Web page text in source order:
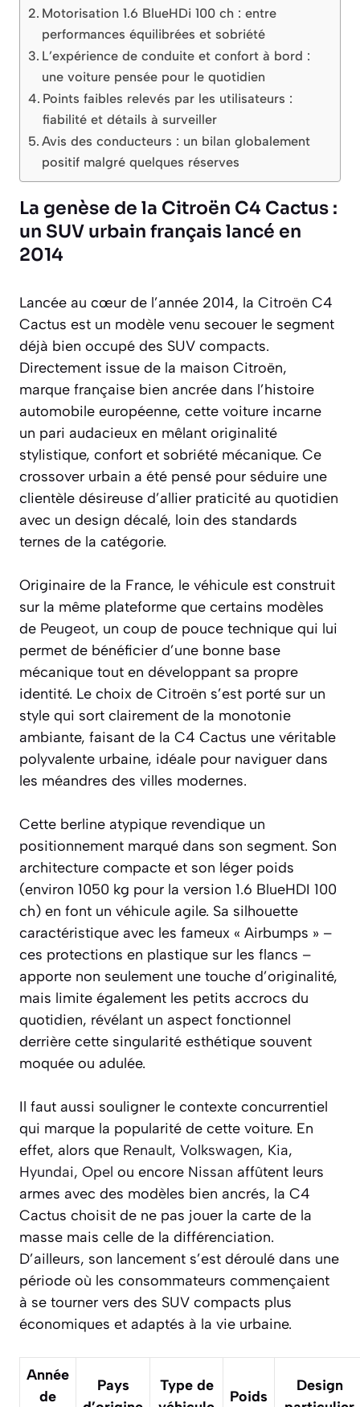
Motorisation 1.6 BlueHDi 100 ch : entre
performances équilibrées et sobriété
L’expérience de conduite et confort à bord :
une voiture pensée pour le quotidien
Points faibles relevés par les utilisateurs :
fiabilité et détails à surveiller
Avis des conducteurs : un bilan globalement
positif malgré quelques réserves
La genèse de la Citroën C4 Cactus :
un SUV urbain français lancé en
2014
Lancée au cœur de l’année 2014, la Citroën C4
Cactus est un modèle venu secouer le segment
déjà bien occupé des SUV compacts.
Directement issue de la maison Citroën,
marque française bien ancrée dans l’histoire
automobile européenne, cette voiture incarne
un pari audacieux en mêlant originalité
stylistique, confort et sobriété mécanique. Ce
crossover urbain a été pensé pour séduire une
clientèle désireuse d’allier praticité au quotidien
avec un design décalé, loin des standards
ternes de la catégorie.
Originaire de la France, le véhicule est construit
sur la même plateforme que certains modèles
de Peugeot, un coup de pouce technique qui lui
permet de bénéficier d’une bonne base
mécanique tout en développant sa propre
identité. Le choix de Citroën s’est porté sur un
style qui sort clairement de la monotonie
ambiante, faisant de la C4 Cactus une véritable
polyvalente urbaine, idéale pour naviguer dans
les méandres des villes modernes.
Cette berline atypique revendique un
positionnement marqué dans son segment. Son
architecture compacte et son léger poids
(environ 1050 kg pour la version 1.6 BlueHDI 100
ch) en font un véhicule agile. Sa silhouette
caractéristique avec les fameux « Airbumps » –
ces protections en plastique sur les flancs –
apporte non seulement une touche d’originalité,
mais limite également les petits accrocs du
quotidien, révélant un aspect fonctionnel
derrière cette singularité esthétique souvent
moquée ou adulée.
Il faut aussi souligner le contexte concurrentiel
qui marque la popularité de cette voiture. En
effet, alors que Renault, Volkswagen, Kia,
Hyundai, Opel ou encore Nissan affûtent leurs
armes avec des modèles bien ancrés, la C4
Cactus choisit de ne pas jouer la carte de la
masse mais celle de la différenciation.
D’ailleurs, son lancement s’est déroulé dans une
période où les consommateurs commençaient
à se tourner vers des SUV compacts plus
économiques et adaptés à la vie urbaine.
Année
de
Pays
Type de
Poids
Design